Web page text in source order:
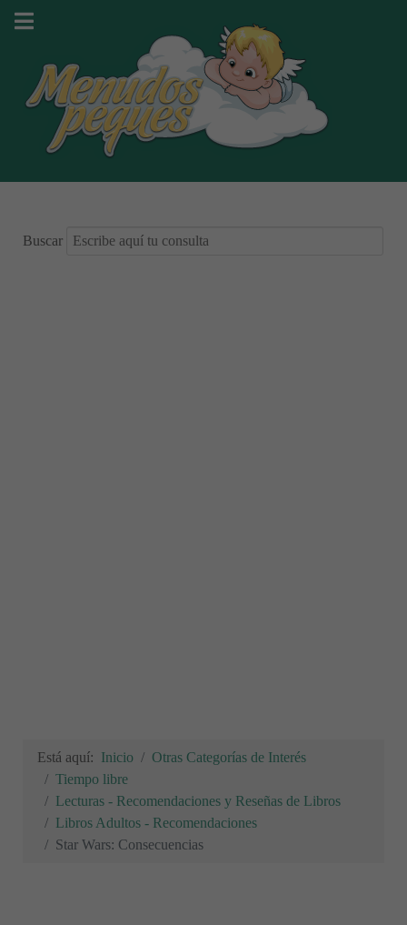
Buscar
Está aquí: Inicio
Otras Categorías de Interés
Tiempo libre
Lecturas - Recomendaciones y Reseñas de Libros
Libros Adultos - Recomendaciones
Star Wars: Consecuencias